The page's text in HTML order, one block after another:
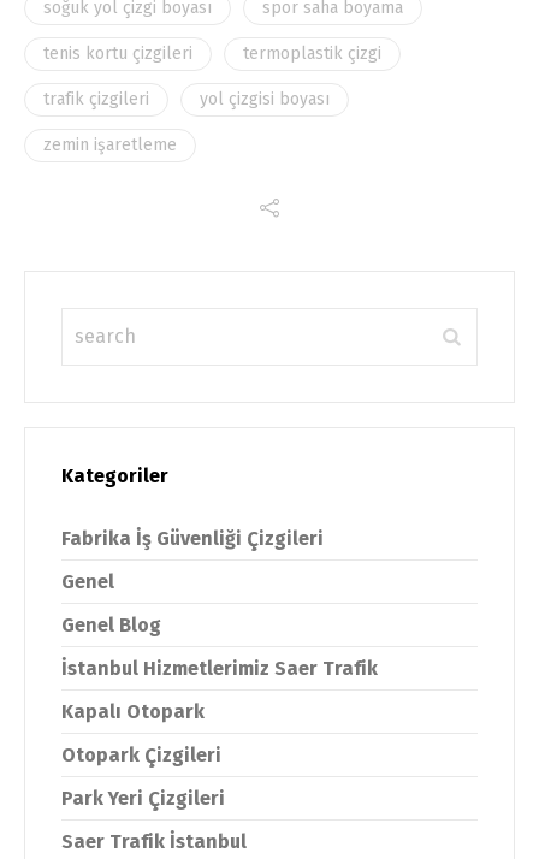
soğuk yol çizgi boyası spor saha boyama
tenis kortu çizgileri termoplastik çizgi
trafik çizgileri yol çizgisi boyası
zemin işaretleme
Kategoriler
Fabrika İş Güvenliği Çizgileri
Genel
Genel Blog
İstanbul Hizmetlerimiz Saer Trafik
Kapalı Otopark
Otopark Çizgileri
Park Yeri Çizgileri
Saer Trafik İstanbul